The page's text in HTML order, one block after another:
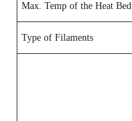
Max. Temp of the Heat Bed
Type of Filaments